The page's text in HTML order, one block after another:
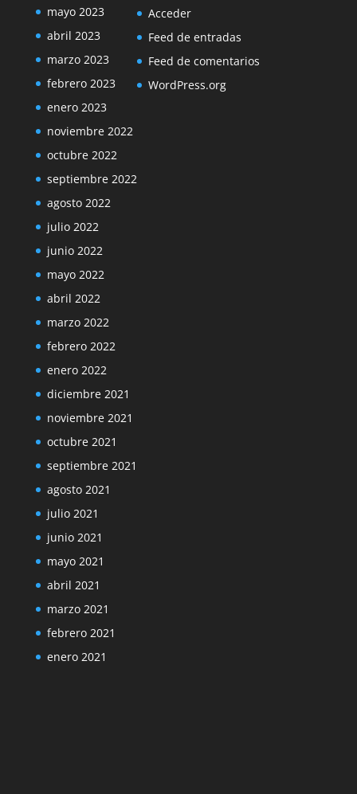
mayo 2023
abril 2023
marzo 2023
febrero 2023
enero 2023
noviembre 2022
octubre 2022
septiembre 2022
agosto 2022
julio 2022
junio 2022
mayo 2022
abril 2022
marzo 2022
febrero 2022
enero 2022
diciembre 2021
noviembre 2021
octubre 2021
septiembre 2021
agosto 2021
julio 2021
junio 2021
mayo 2021
abril 2021
marzo 2021
febrero 2021
enero 2021
Acceder
Feed de entradas
Feed de comentarios
WordPress.org